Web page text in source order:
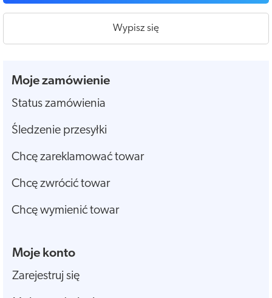
Wypisz się
Moje zamówienie
Status zamówienia
Śledzenie przesyłki
Chcę zareklamować towar
Chcę zwrócić towar
Chcę wymienić towar
Moje konto
Zarejestruj się